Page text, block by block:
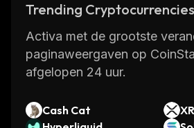
Trending Cryptocurrencies
Activa met de grootste
paginaweergaven op
afgelopen 24 uur.
Cash Cat